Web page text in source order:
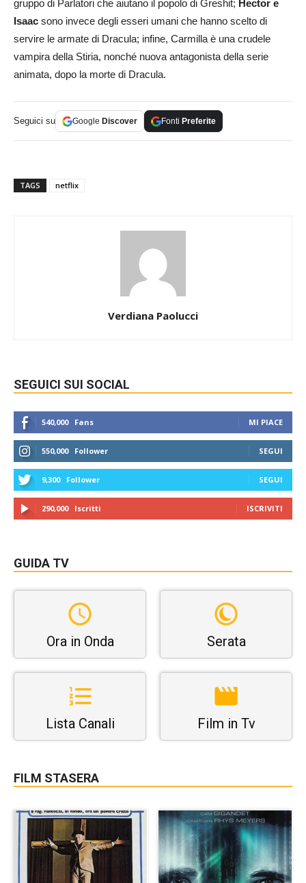
gruppo di Parlatori che aiutano il popolo di Greshit; Hector e
Isaac sono invece degli esseri umani che hanno scelto di
servire le armate di Dracula; infine, Carmilla è una crudele
vampira della Stiria, nonché nuova antagonista della serie
animata, dopo la morte di Dracula.
Seguici su Google Discover Fonti Preferite
TAGS netflix
Verdiana Paolucci
SEGUICI SUI SOCIAL
540,000 Fans MI PIACE
550,000 Follower SEGUI
9,300 Follower SEGUI
290,000 Iscritti ISCRIVITI
GUIDA TV
Ora in Onda Serata
Lista Canali Film in Tv
FILM STASERA